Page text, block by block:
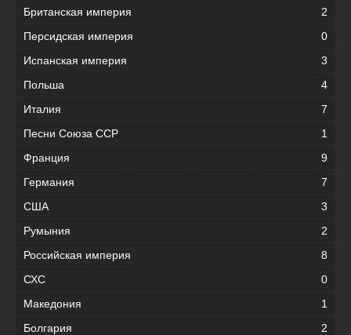
Британская империя
2
Персидская империя
0
Испанская империя
3
Польша
4
Италия
7
Песни Союза ССР
1
Франция
9
Германия
7
США
3
Румыния
2
Российская империя
8
СХС
0
Македония
1
Болгария
2